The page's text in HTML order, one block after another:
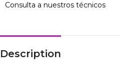
Consulta a nuestros técnicos
Description